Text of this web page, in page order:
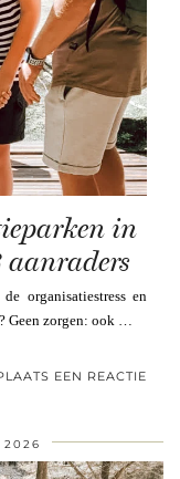
in
aanraders
organisatiestress en
Geen zorgen: ook …
EEN REACTIE
2026